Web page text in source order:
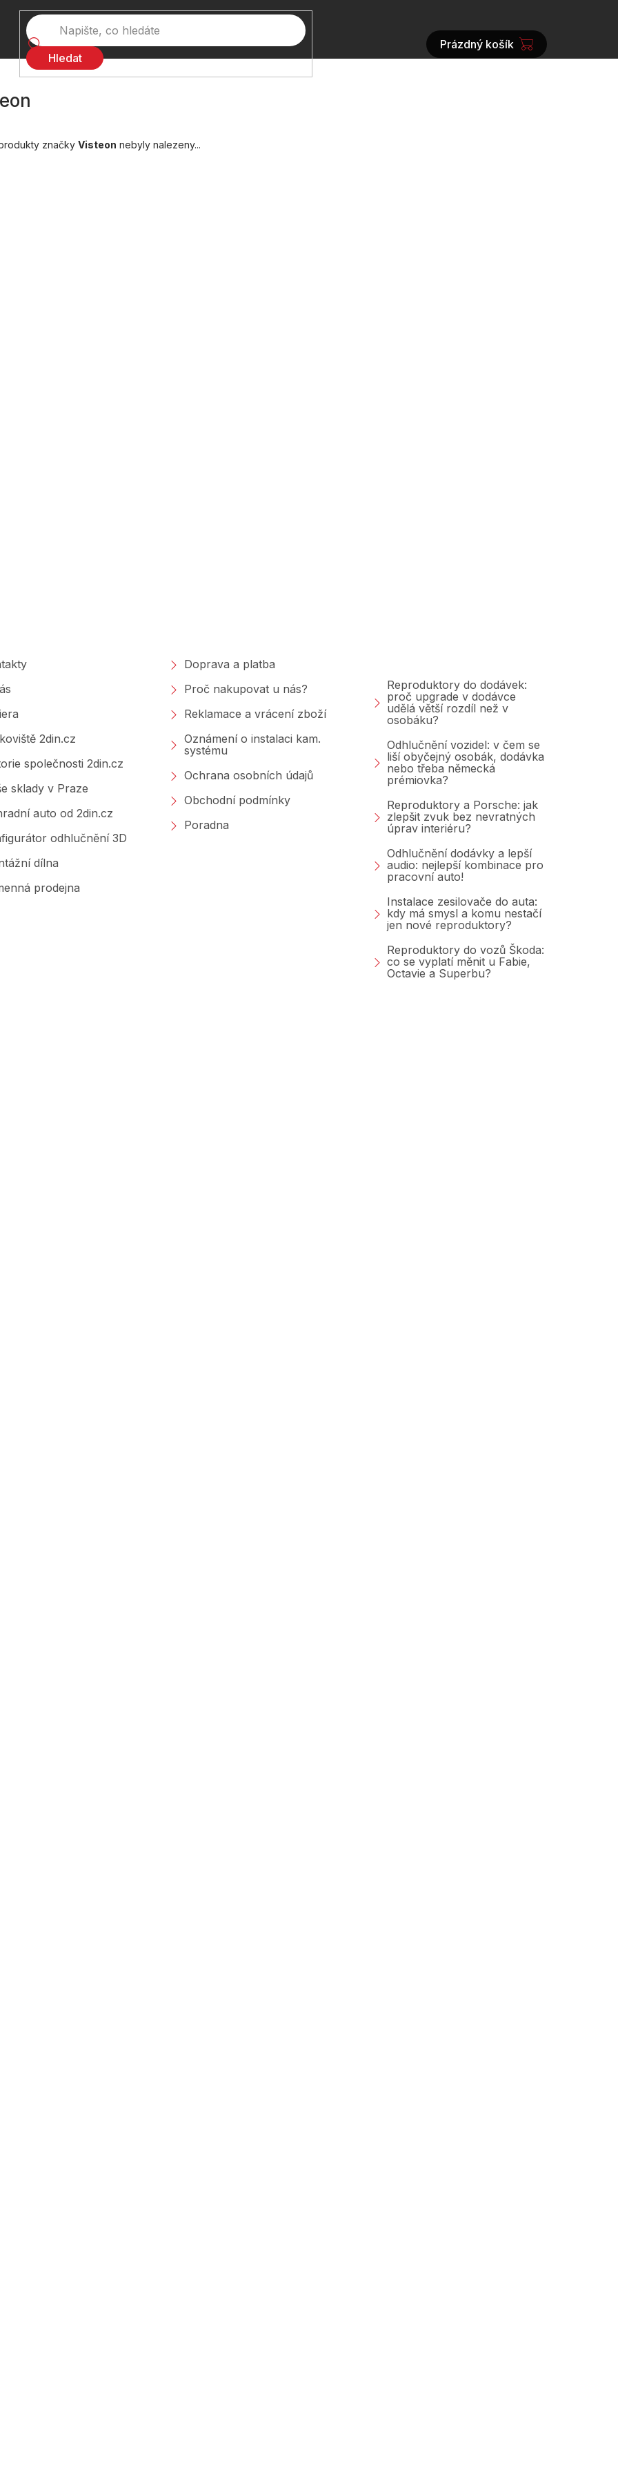
Hledat
NÁKUPNÍ
Prázdný košík
značky Visteon nebyly nalezeny...
2din.cz
společnosti 2din.cz
sklady v Praze
auto od 2din.cz
odhlučnění 3D
dílna
prodejna
Doprava a platba
Proč nakupovat u nás?
Reklamace a vrácení zboží
Oznámení o instalaci kam.
systému
Ochrana osobních údajů
Obchodní podmínky
Poradna
Reproduktory do dodávek:
proč upgrade v dodávce
udělá větší rozdíl než v
osobáku?
Odhlučnění vozidel: v čem se
liší obyčejný osobák, dodávka
nebo třeba německá
prémiovka?
Reproduktory a Porsche: jak
zlepšit zvuk bez nevratných
úprav interiéru?
Odhlučnění dodávky a lepší
audio: nejlepší kombinace pro
pracovní auto!
Instalace zesilovače do auta:
kdy má smysl a komu nestačí
jen nové reproduktory?
Reproduktory do vozů Škoda:
co se vyplatí měnit u Fabie,
Octavie a Superbu?